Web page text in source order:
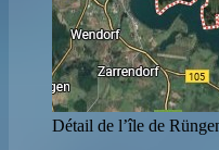
Détail de l’île de